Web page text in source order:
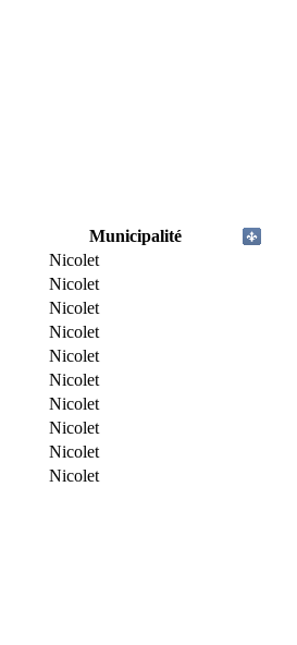
Municipalité
Nicolet
Nicolet
Nicolet
Nicolet
Nicolet
Nicolet
Nicolet
Nicolet
Nicolet
Nicolet